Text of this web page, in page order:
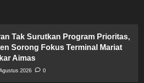
Tak Surutkan Program Prioritas,
Sorong Fokus Terminal Mariat
Aimas
2026
0